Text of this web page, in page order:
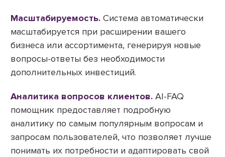
Масштабируемость. Система автоматически
масштабируется при расширении вашего
бизнеса или ассортимента, генерируя новые
вопросы-ответы без необходимости
дополнительных инвестиций.
Аналитика вопросов клиентов. AI-FAQ
помощник предоставляет подробную
аналитику по самым популярным вопросам и
запросам пользователей, что позволяет лучше
понимать их потребности и адаптировать свой